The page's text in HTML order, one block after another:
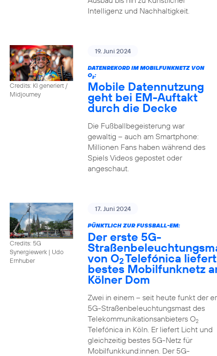
Intelligenz und Nachhaltigkeit.
Credits: KI generiert /
Midjourney
19. Juni 2024
DATENREKORD IM MOBILFUNKNETZ VON
O2:
Mobile Datennutzung
geht bei EM-Auftakt
durch die Decke
Die Fußballbegeisterung war
gewaltig – auch am Smartphone:
Millionen Fans haben während des
Spiels Videos gepostet oder
angeschaut.
Credits: 5G
Synergiewerk | Udo
Ernhuber
17. Juni 2024
PÜNKTLICH ZUR FUSSBALL-EM:
Der erste 5G-
von O2Telefónica liefert
bestes Mobilfunknetz
Kölner Dom
Zwei in einem – seit heute funkt der
5G-Straßenbeleuchtungsmast des
Telekommunikationsanbieters O2
Telefónica in Köln. Er liefert Licht und
gleichzeitig bestes 5G-Netz für
Mobilfunkkund:innen. Der 5G-